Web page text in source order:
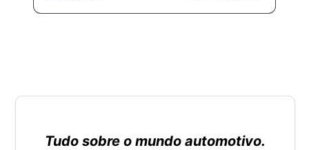
Tudo sobre o mundo automotivo.